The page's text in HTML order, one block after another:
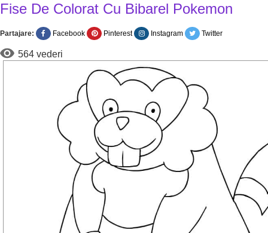
Fise De Colorat Cu Bibarel Pokemon
Partajare: Facebook Pinterest Instagram Twitter
564 vederi